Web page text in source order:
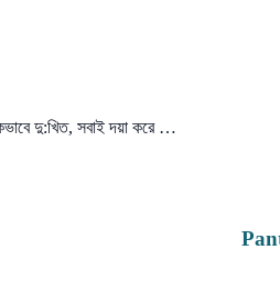
দু:খিত, সবাই দয়া করে …